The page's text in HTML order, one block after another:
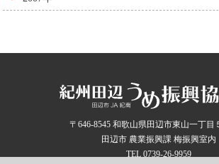
〒646-8545 和歌山県田辺市東山一丁目
田辺市 農業振興課 梅振興室内
TEL 0739-26-9959